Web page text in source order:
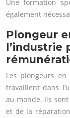
Une formation
également
Plongeur
l’industrie
Les plongeurs
travaillent dans
au monde. Ils
et de la